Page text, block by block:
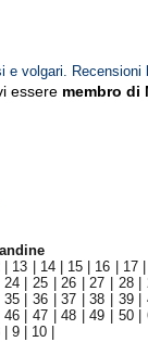
e volgari. Recensioni
essere membro di
13 14| 15 16 17|
24|25 |26 |27 28|
35|36 |37 |38 39|
46|47 |48 |49 50|
|9 10